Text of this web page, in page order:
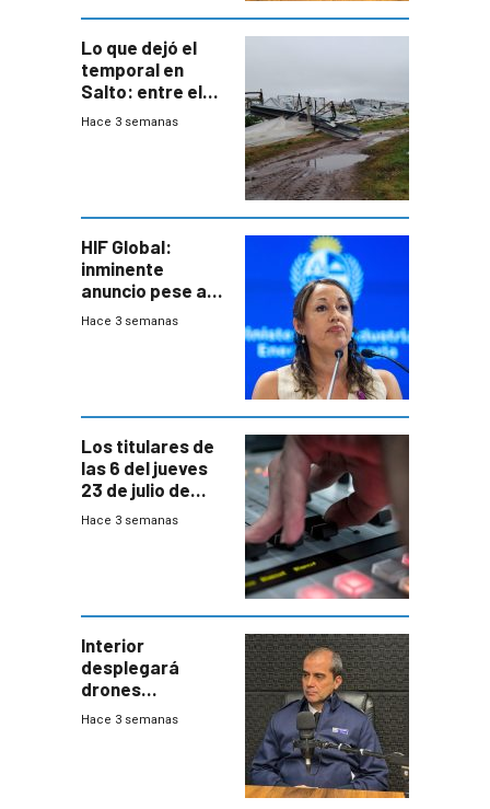
Lo que dejó el
temporal en
Salto: entre el
impacto
Hace 3 semanas
HIF Global:
inminente
anuncio pese a
declaración de
gobierno
Hace 3 semanas
Los titulares de
las 6 del jueves
23 de julio de
2026
Hace 3 semanas
Interior
desplegará
drones
autónomos para
Hace 3 semanas